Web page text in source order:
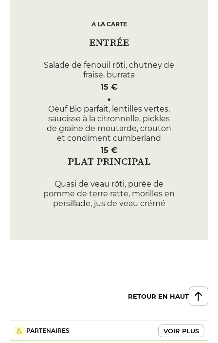
A LA CARTE
ENTRÉE
Salade de fenouil rôti, chutney de
fraise, burrata
15 €
Oeuf Bio parfait, lentilles vertes,
saucisse à la citronnelle, pickles
de graine de moutarde, crouton
et condiment cumberland
15 €
PLAT PRINCIPAL
Quasi de veau rôti, purée de
pomme de terre ratte, morilles en
persillade, jus de veau crémé
Pavé de cabillaud, courgette
fraise/tonka, chantilly romarin,
RETOUR EN HAUT
PARTENAIRES VOIR PLUS